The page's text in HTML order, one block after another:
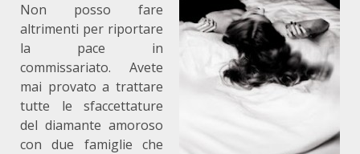
Non posso fare
altrimenti per riportare
la pace in
commissariato. Avete
mai provato a trattare
tutte le sfaccettature
del diamante amoroso
con due famiglie che